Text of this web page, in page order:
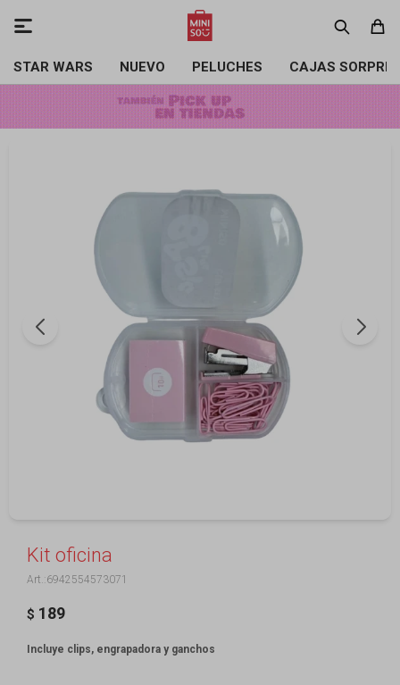
STAR WARS NUEVO PELUCHES CAJAS

Kit oficina
6942554573071
$ 189
Incluye clips, engrapadora y ganchos